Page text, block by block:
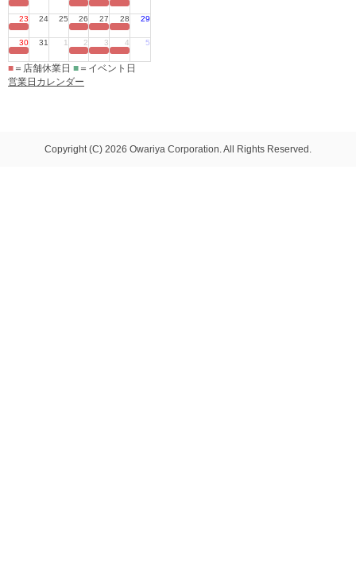
23 24 25 26 27 28 29
30 31 1 2 3 4 5
■ ＝店舗休業日 ■ ＝イベント日
営業日カレンダー
Copyright (C) 2026 Owariya Corporation. All Rights Reserved.